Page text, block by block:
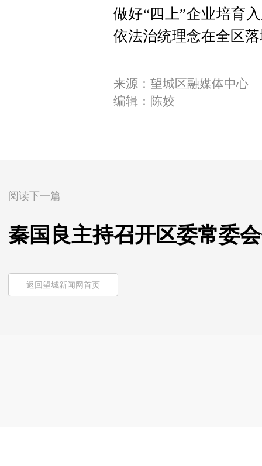
做好“四上”企业培育
依法治统理念在全区
来源：望城区融媒体中心
编辑：陈姣
阅读下一篇
秦国良主持召开区委常委
返回望城新闻网首页